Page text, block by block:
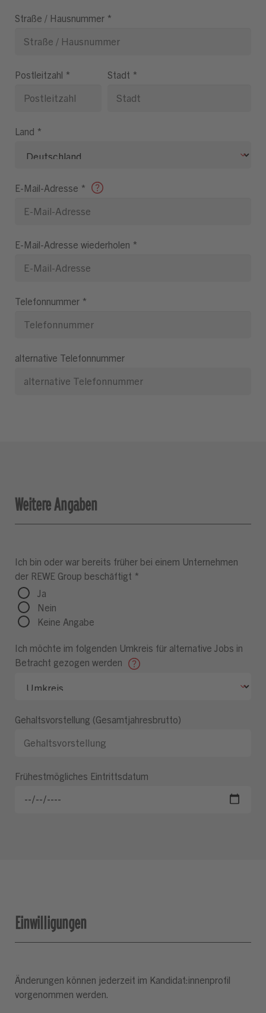
Straße / Hausnummer *
Postleitzahl * Stadt *
Land *
E-Mail-Adresse *
E-Mail-Adresse wiederholen *
Telefonnummer *
alternative Telefonnummer
Weitere Angaben
Ich bin oder war bereits früher bei einem Unternehmen
der REWE Group beschäftigt *
Ja
Nein
Keine Angabe
Ich möchte im folgenden Umkreis für alternative Jobs in
Betracht gezogen werden
Gehaltsvorstellung (Gesamtjahresbrutto)
Frühestmögliches Eintrittsdatum
Einwilligungen
Änderungen können jederzeit im Kandidat:innenprofil
vorgenommen werden.